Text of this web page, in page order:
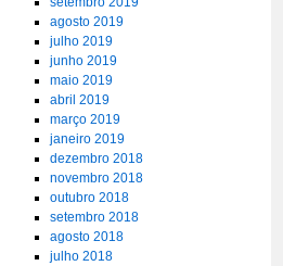
agosto 2019
julho 2019
junho 2019
maio 2019
abril 2019
março 2019
janeiro 2019
dezembro 2018
novembro 2018
outubro 2018
setembro 2018
agosto 2018
julho 2018